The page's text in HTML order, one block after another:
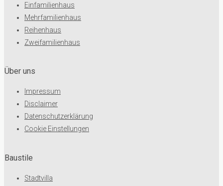
Einfamilienhaus
Mehrfamilienhaus
Reihenhaus
Zweifamilienhaus
Baustile
Stadtvilla
Über uns
Impressum
Disclaimer
Datenschutzerklärung
Cookie Einstellungen